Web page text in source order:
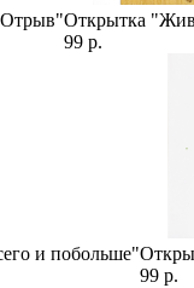
Открытка
99 р.
и побольше"
99 р.